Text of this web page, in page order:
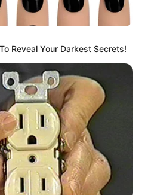
meg ott sem A fideszes
Orbánra minden
lehet. Ő hajtotta végre
1996-ban, és azóta is ő
Reveal Your Darkest Secrets!